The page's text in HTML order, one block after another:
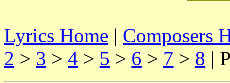
Lyrics Home | Composers
2 > 3 > 4 > 5 > 6 > 7 > 8 |